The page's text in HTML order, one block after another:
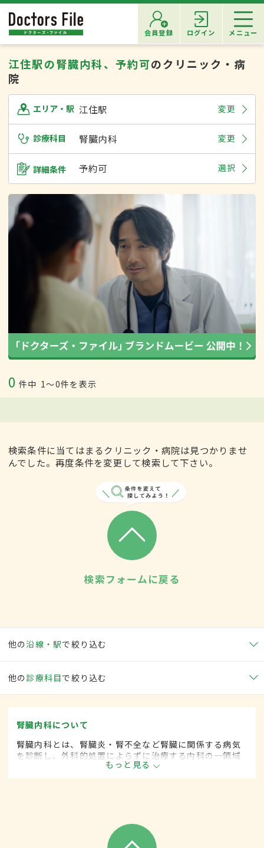
会員登録 ログイン メニュー
江住駅の腎臓内科、予約可のクリニック・病
院
エリア・駅 江住駅 変更
診療科目 腎臓内科 変更
詳細条件 予約可 選択
0 件中 1〜0件を表示
検索条件に当てはまるクリニック・病院は見つかりませ
んでした。再度条件を変更して検索して下さい。
検索フォームに戻る
他の沿線・駅で絞り込む
他の 診療科目で絞り込む
腎臓内科について
腎臓内科とは、腎臓炎・腎不全など腎臓に関係する病気
を診断し、外科的処置によらずに治療する内科の一領域
もっと見る